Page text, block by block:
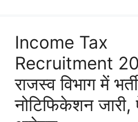
Income Tax
Recruitment
राजस्व विभाग में भर्ती
नोटिफिकेशन